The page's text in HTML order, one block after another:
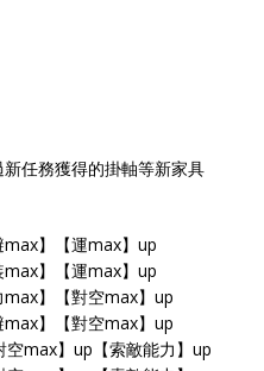
任務獲得的掛軸等新家具
max】【運max】up
max】【運max】up
max】【對空max】up
max】【對空max】up
空max】up【索敵能力】up